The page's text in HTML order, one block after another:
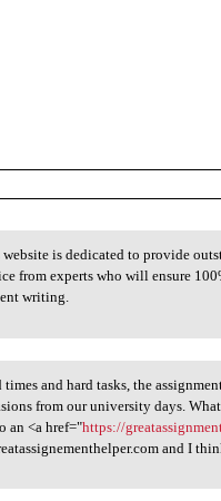
website is dedicated to
website is dedicated to provide
from experts who will ensure
writing.
times and hard tasks,
times and hard tasks, the
from our university days.
an <a href="https://
and I